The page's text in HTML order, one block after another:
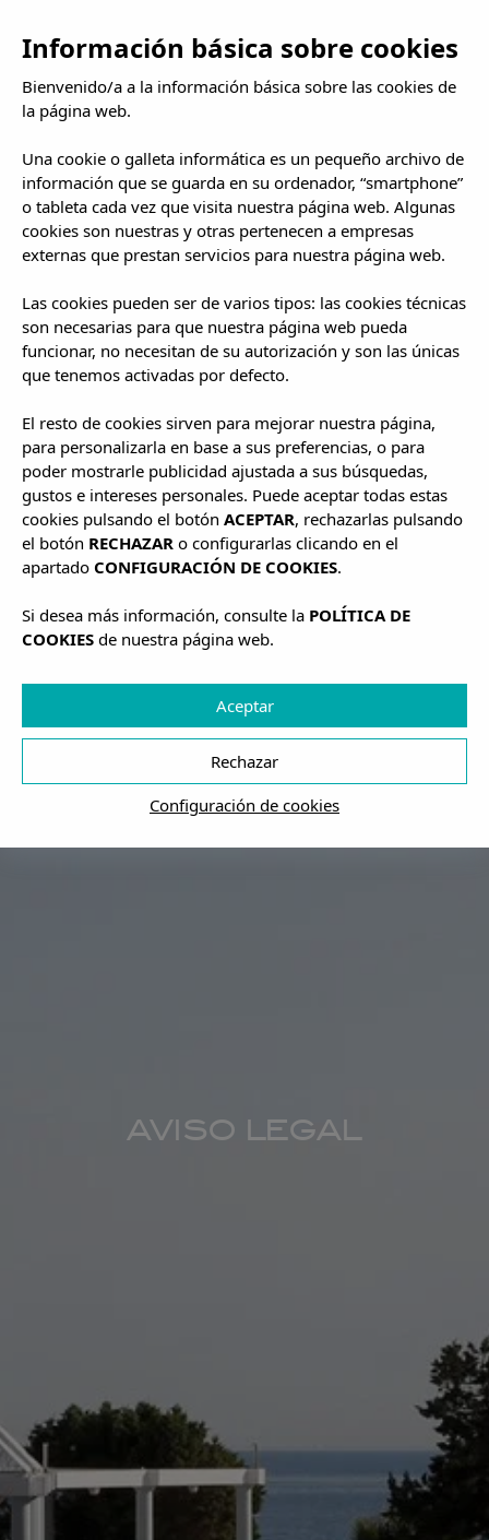
AVISO LEGAL
Información básica sobre cookies
Bienvenido/a a la información básica sobre las cookies de
la página web.
Una cookie o galleta informática es un pequeño archivo de
información que se guarda en su ordenador, “smartphone”
o tableta cada vez que visita nuestra página web. Algunas
cookies son nuestras y otras pertenecen a empresas
externas que prestan servicios para nuestra página web.
Las cookies pueden ser de varios tipos: las cookies técnicas
son necesarias para que nuestra página web pueda
funcionar, no necesitan de su autorización y son las únicas
que tenemos activadas por defecto.
El resto de cookies sirven para mejorar nuestra página,
para personalizarla en base a sus preferencias, o para
poder mostrarle publicidad ajustada a sus búsquedas,
gustos e intereses personales. Puede aceptar todas estas
cookies pulsando el botón ACEPTAR, rechazarlas pulsando
el botón RECHAZAR o configurarlas clicando en el
apartado CONFIGURACIÓN DE COOKIES.
Si desea más información, consulte la POLÍTICA DE
COOKIES de nuestra página web.
Configuración de cookies
Rechazar
Aceptar